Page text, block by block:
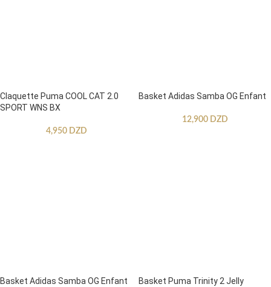
Claquette Puma COOL CAT 2.0
SPORT WNS BX
4,950 DZD
Basket Adidas Samba OG Enfant
12,900 DZD
Basket Adidas Samba OG Enfant
Basket Puma Trinity 2 Jelly